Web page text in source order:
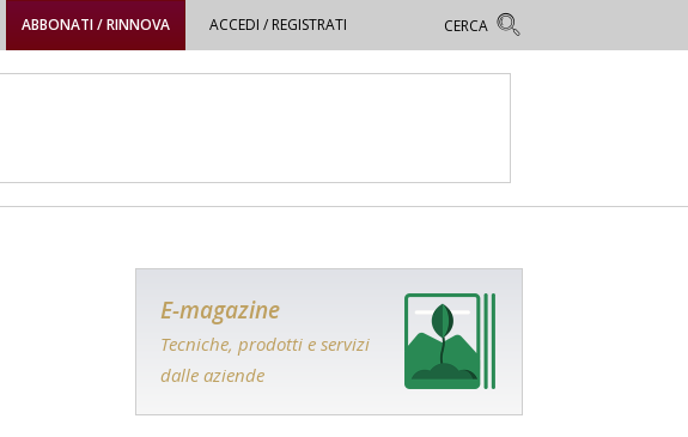
ABBONATI / RINNOVA ACCEDI / REGISTRATI
E-magazine
Tecniche, prodotti e servizi
dalle aziende